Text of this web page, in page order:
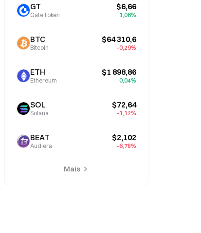
GT
GateToken
$6,66
1,06%
BTC
Bitcoin
$64 310,6
-0,29%
ETH
Ethereum
$1 898,86
0,04%
SOL
Solana
$72,64
-1,12%
BEAT
Audiera
$2,102
-6,78%
Mais